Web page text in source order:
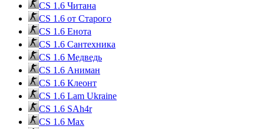
CS 1.6 Читана
CS 1.6 от Cтарого
CS 1.6 Енота
CS 1.6 Сантехника
CS 1.6 Медведь
CS 1.6 Аниман
CS 1.6 Клеонт
CS 1.6 Lam Ukraine
CS 1.6 SAh4r
CS 1.6 Max